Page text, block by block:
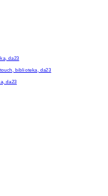
da23
biblioteka, da23
da23